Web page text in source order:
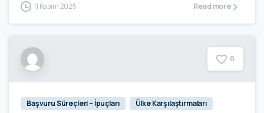
11 Kasım 2025 Read more
0
Başvuru Süreçleri – İpuçları Ülke Karşılaştırmaları